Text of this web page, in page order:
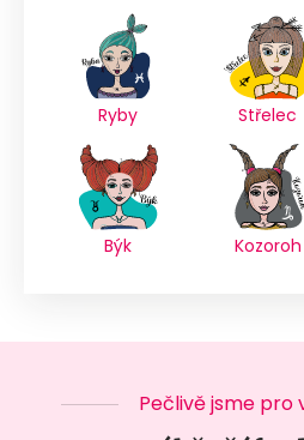
Ryby Střelec
Býk Kozoroh
Pečlivě jsme pro